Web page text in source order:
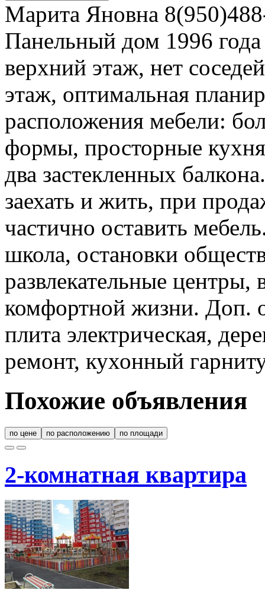
Марита Яновна
Панельный дом 1996
верхний этаж, нет
этаж, оптимальная
расположения мебели:
формы, просторные
два застекленных
заехать и жить, при
частично оставить
школа, остановки
развлекательные
комфортной жизни. Доп.
плита электрическая,
ремонт, кухонный
Похожие объявления
по цене по расположению по площади
2-комнатная квартира